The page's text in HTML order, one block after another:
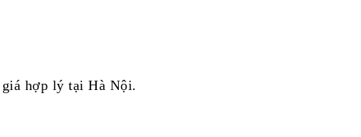
giá hợp lý tại Hà Nội.